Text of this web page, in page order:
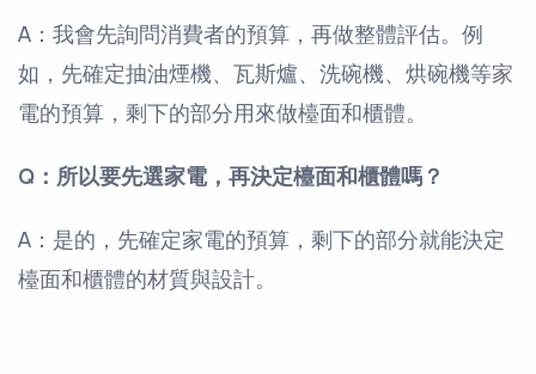
A：我會先詢問消費者的預算，再做整體評估。例
如，先確定抽油煙機、瓦斯爐、洗碗機、烘碗機等家
電的預算，剩下的部分用來做檯面和櫃體。
Q：所以要先選家電，再決定檯面和櫃體嗎？
A：是的，先確定家電的預算，剩下的部分就能決定
檯面和櫃體的材質與設計。